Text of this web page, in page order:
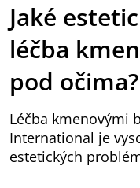
Jaké
léčba
pod očima?
Léčba kmenovými
International je
estetických